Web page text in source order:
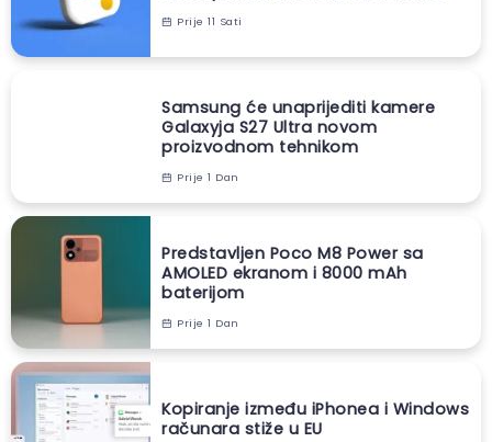
Prije 11 Sati
Samsung će unaprijediti kamere
Galaxyja S27 Ultra novom
proizvodnom tehnikom
Prije 1 Dan
Predstavljen Poco M8 Power sa
AMOLED ekranom i 8000 mAh
baterijom
Prije 1 Dan
Kopiranje između iPhonea i Windows
računara stiže u EU